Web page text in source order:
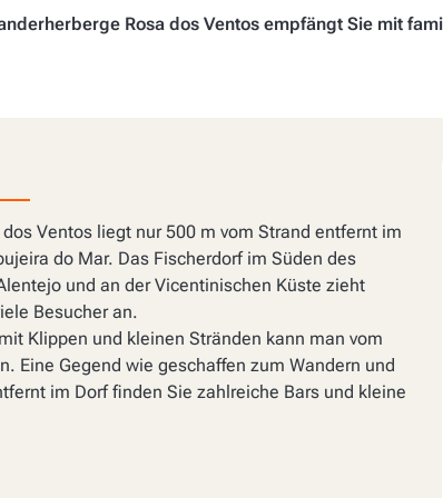
Rosa dos Ventos empfängt Sie mit
Ventos liegt nur 500 m vom Strand entfernt im
do Mar. Das Fischerdorf im Süden des
und an der Vicentinischen Küste zieht
Besucher an.
Klippen und kleinen Stränden kann man vom
Eine Gegend wie geschaffen zum Wandern und
im Dorf finden Sie zahlreiche Bars und kleine